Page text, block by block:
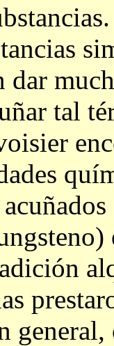
dar
tal